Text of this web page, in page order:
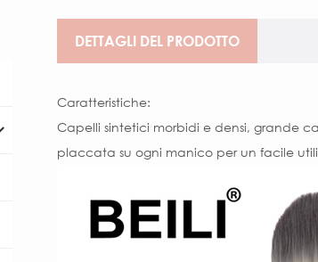
DETTAGLI DEL PRODOTTO
Caratteristiche:
Capelli sintetici morbidi e densi, grande
placcata su ogni manico per un facile